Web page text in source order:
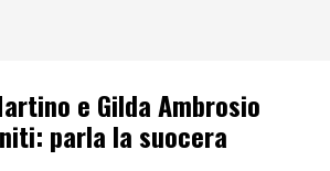
e Gilda Ambrosio
parla la suocera